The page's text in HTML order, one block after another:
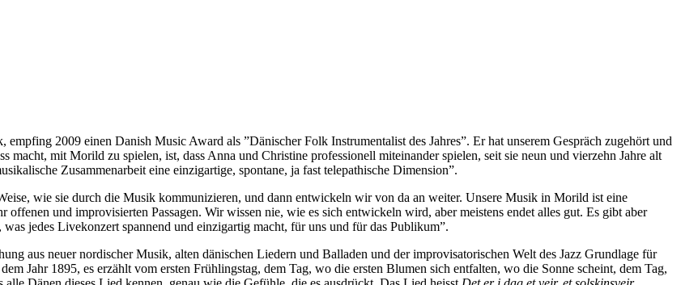
2009 einen Danish Music Award als ”Dänischer Folk Instrumentalist des Jahres”. Er hat unserem Gespräch zugehört und
macht, mit Morild zu spielen, ist, dass Anna und Christine professionell miteinander spielen, seit sie neun und vierzehn Jahre alt
Zusammenarbeit eine einzigartige, spontane, ja fast telepathische Dimension”.
wie sie durch die Musik kommunizieren, und dann entwickeln wir von da an weiter. Unsere Musik in Morild ist eine
offenen und improvisierten Passagen. Wir wissen nie, wie es sich entwickeln wird, aber meistens endet alles gut. Es gibt aber
jedes Livekonzert spannend und einzigartig macht, für uns und für das Publikum”.
aus neuer nordischer Musik, alten dänischen Liedern und Balladen und der improvisatorischen Welt des Jazz Grundlage für
Jahr 1895, es erzählt vom ersten Frühlingstag, dem Tag, wo die ersten Blumen sich entfalten, wo die Sonne scheint, dem Tag,